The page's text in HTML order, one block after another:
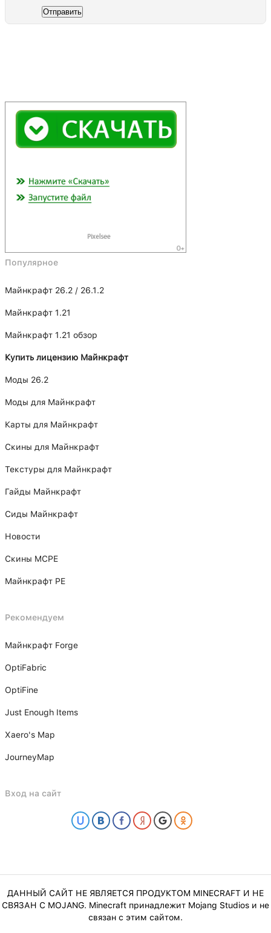
Отправить
Популярное
Майнкрафт 26.2 / 26.1.2
Майнкрафт 1.21
Майнкрафт 1.21 обзор
Купить лицензию Майнкрафт
Моды 26.2
Моды для Майнкрафт
Карты для Майнкрафт
Скины для Майнкрафт
Текстуры для Майнкрафт
Гайды Майнкрафт
Сиды Майнкрафт
Новости
Скины MCPE
Майнкрафт PE
Рекомендуем
Майнкрафт Forge
OptiFabric
OptiFine
Just Enough Items
Xаero's Mаp
JourneyMap
Вход на сайт
ДАННЫЙ САЙТ НЕ ЯВЛЯЕТСЯ ПРОДУКТОМ MINECRAFT И НЕ
СВЯЗАН С MOJANG. Minecraft принадлежит Mojang Studios и не
связан с этим сайтом.